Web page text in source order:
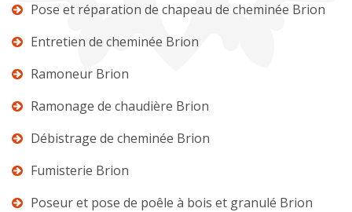
Pose et réparation de chapeau de cheminée Brion
Entretien de cheminée Brion
Ramoneur Brion
Ramonage de chaudière Brion
Débistrage de cheminée Brion
Fumisterie Brion
Poseur et pose de poêle à bois et granulé Brion